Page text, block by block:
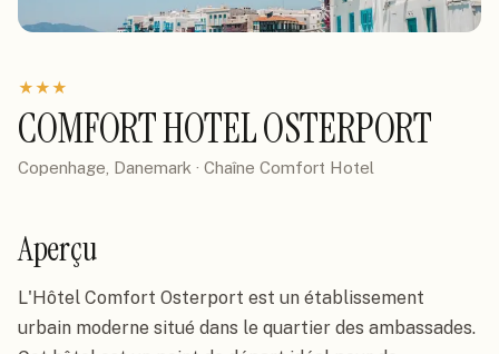
★★★
COMFORT HOTEL OSTERPORT
Copenhage, Danemark · Chaîne Comfort Hotel
Aperçu
L'Hôtel Comfort Osterport est un établissement
urbain moderne situé dans le quartier des ambassades.